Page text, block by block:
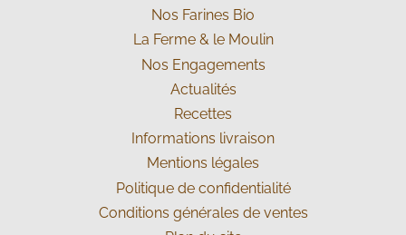
Nos Farines Bio
La Ferme & le Moulin
Nos Engagements
Actualités
Recettes
Informations livraison
Mentions légales
Politique de confidentialité
Conditions générales de ventes